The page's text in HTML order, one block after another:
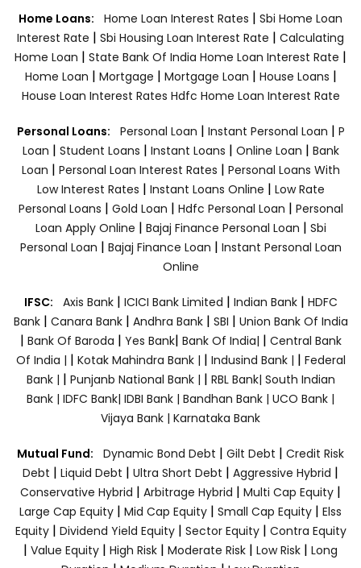
Home Loans: Home Loan Interest Rates | Sbi Home Loan
Interest Rate | Sbi Housing Loan Interest Rate | Calculating
Home Loan | State Bank Of India Home Loan Interest Rate |
Home Loan | Mortgage | Mortgage Loan | House Loans |
House Loan Interest Rates Hdfc Home Loan Interest Rate
Personal Loans: Personal Loan | Instant Personal Loan | P
Loan | Student Loans | Instant Loans | Online Loan | Bank
Loan | Personal Loan Interest Rates | Personal Loans With
Low Interest Rates | Instant Loans Online | Low Rate
Personal Loans | Gold Loan | Hdfc Personal Loan | Personal
Loan Apply Online | Bajaj Finance Personal Loan | Sbi
Personal Loan | Bajaj Finance Loan | Instant Personal Loan
Online
IFSC: Axis Bank | ICICI Bank Limited | Indian Bank | HDFC
Bank| Canara Bank | Andhra Bank| SBI | Union Bank Of India
| Bank Of Baroda | Yes Bank| Bank Of India| | Central Bank
Of India | | Kotak Mahindra Bank | | Indusind Bank | | Federal
Bank | | Punjanb National Bank | | RBL Bank| South Indian
Bank | IDFC Bank| IDBI Bank | Bandhan Bank | UCO Bank |
Vijaya Bank | Karnataka Bank
Mutual Fund: Dynamic Bond Debt | Gilt Debt | Credit Risk
Debt | Liquid Debt | Ultra Short Debt | Aggressive Hybrid |
Conservative Hybrid | Arbitrage Hybrid | Multi Cap Equity |
Large Cap Equity | Mid Cap Equity | Small Cap Equity | Elss
Equity| Dividend Yield Equity| Sector Equity | Contra Equity
| Value Equity | High Risk | Moderate Risk | Low Risk | Long